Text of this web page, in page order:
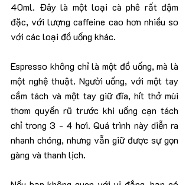
40ml. Đây là một loại cà phê rất đậm
đặc, với lượng caffeine cao hơn nhiều so
với các loại đồ uống khác.
Espresso không chỉ là một đồ uống, mà là
một nghệ thuật. Người uống, với một tay
cầm tách và một tay giữ đĩa, hít thở mùi
thơm quyến rũ trước khi uống cạn tách
chỉ trong 3 - 4 hơi. Quá trình này diễn ra
nhanh chóng, nhưng vẫn giữ được sự gọn
gàng và thanh lịch.